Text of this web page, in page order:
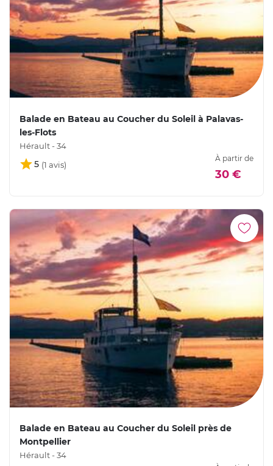
Balade en Bateau au Coucher du Soleil à Palavas-
les-Flots
Hérault - 34
5
À partir de
30 €
Balade en Bateau au Coucher du Soleil près de
Montpellier
Hérault - 34